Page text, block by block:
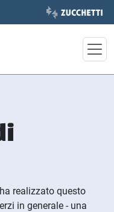
realizzato questo
in generale - una